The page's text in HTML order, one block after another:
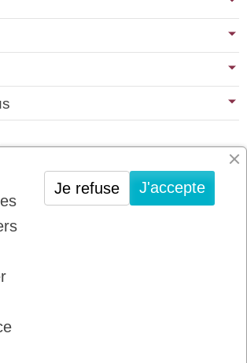
: LE MEILLEUR DE LA
CHIENS ET CHATS
: DES SOINS FRANCAIS DE
QUALITE
à la newsletter
désinscrire à tout moment.
J'accepte
Je refuse